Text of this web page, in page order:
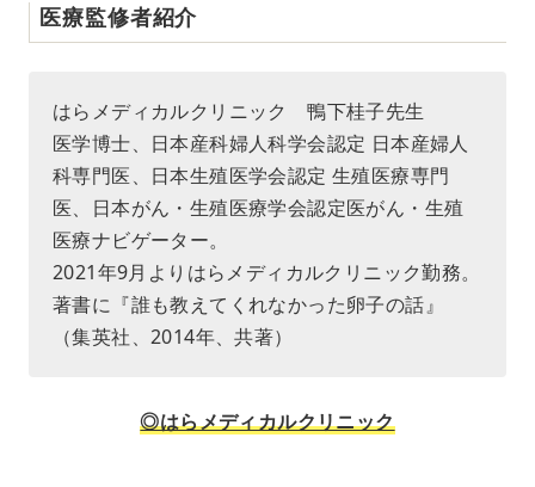
医療監修者紹介
はらメディカルクリニック 鴨下桂子先生
医学博士、日本産科婦人科学会認定 日本産婦人
科専門医、日本生殖医学会認定 生殖医療専門
医、日本がん・生殖医療学会認定医がん・生殖
医療ナビゲーター。
2021年9月よりはらメディカルクリニック勤務。
著書に『誰も教えてくれなかった卵子の話』
（集英社、2014年、共著）
◎はらメディカルクリニック